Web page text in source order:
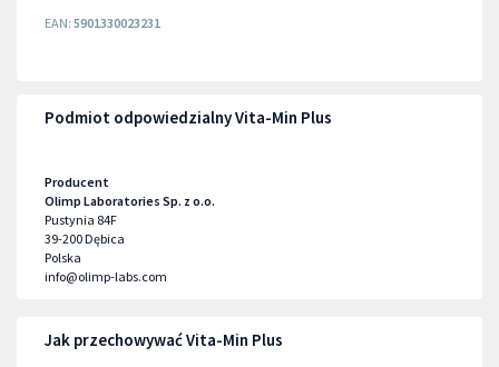
EAN: 5901330023231
Podmiot odpowiedzialny Vita-Min Plus
Producent
Olimp Laboratories Sp. z o.o.
Pustynia 84F
39-200Dębica
Polska
info@olimp-labs.com
Jak przechowywać Vita-Min Plus